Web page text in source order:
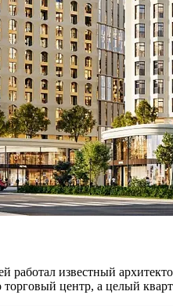
работал известный
центр, а целый